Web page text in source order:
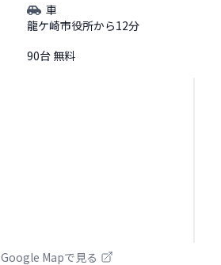
車
龍ケ崎市役所から12分
90台 無料
Google Mapで見る